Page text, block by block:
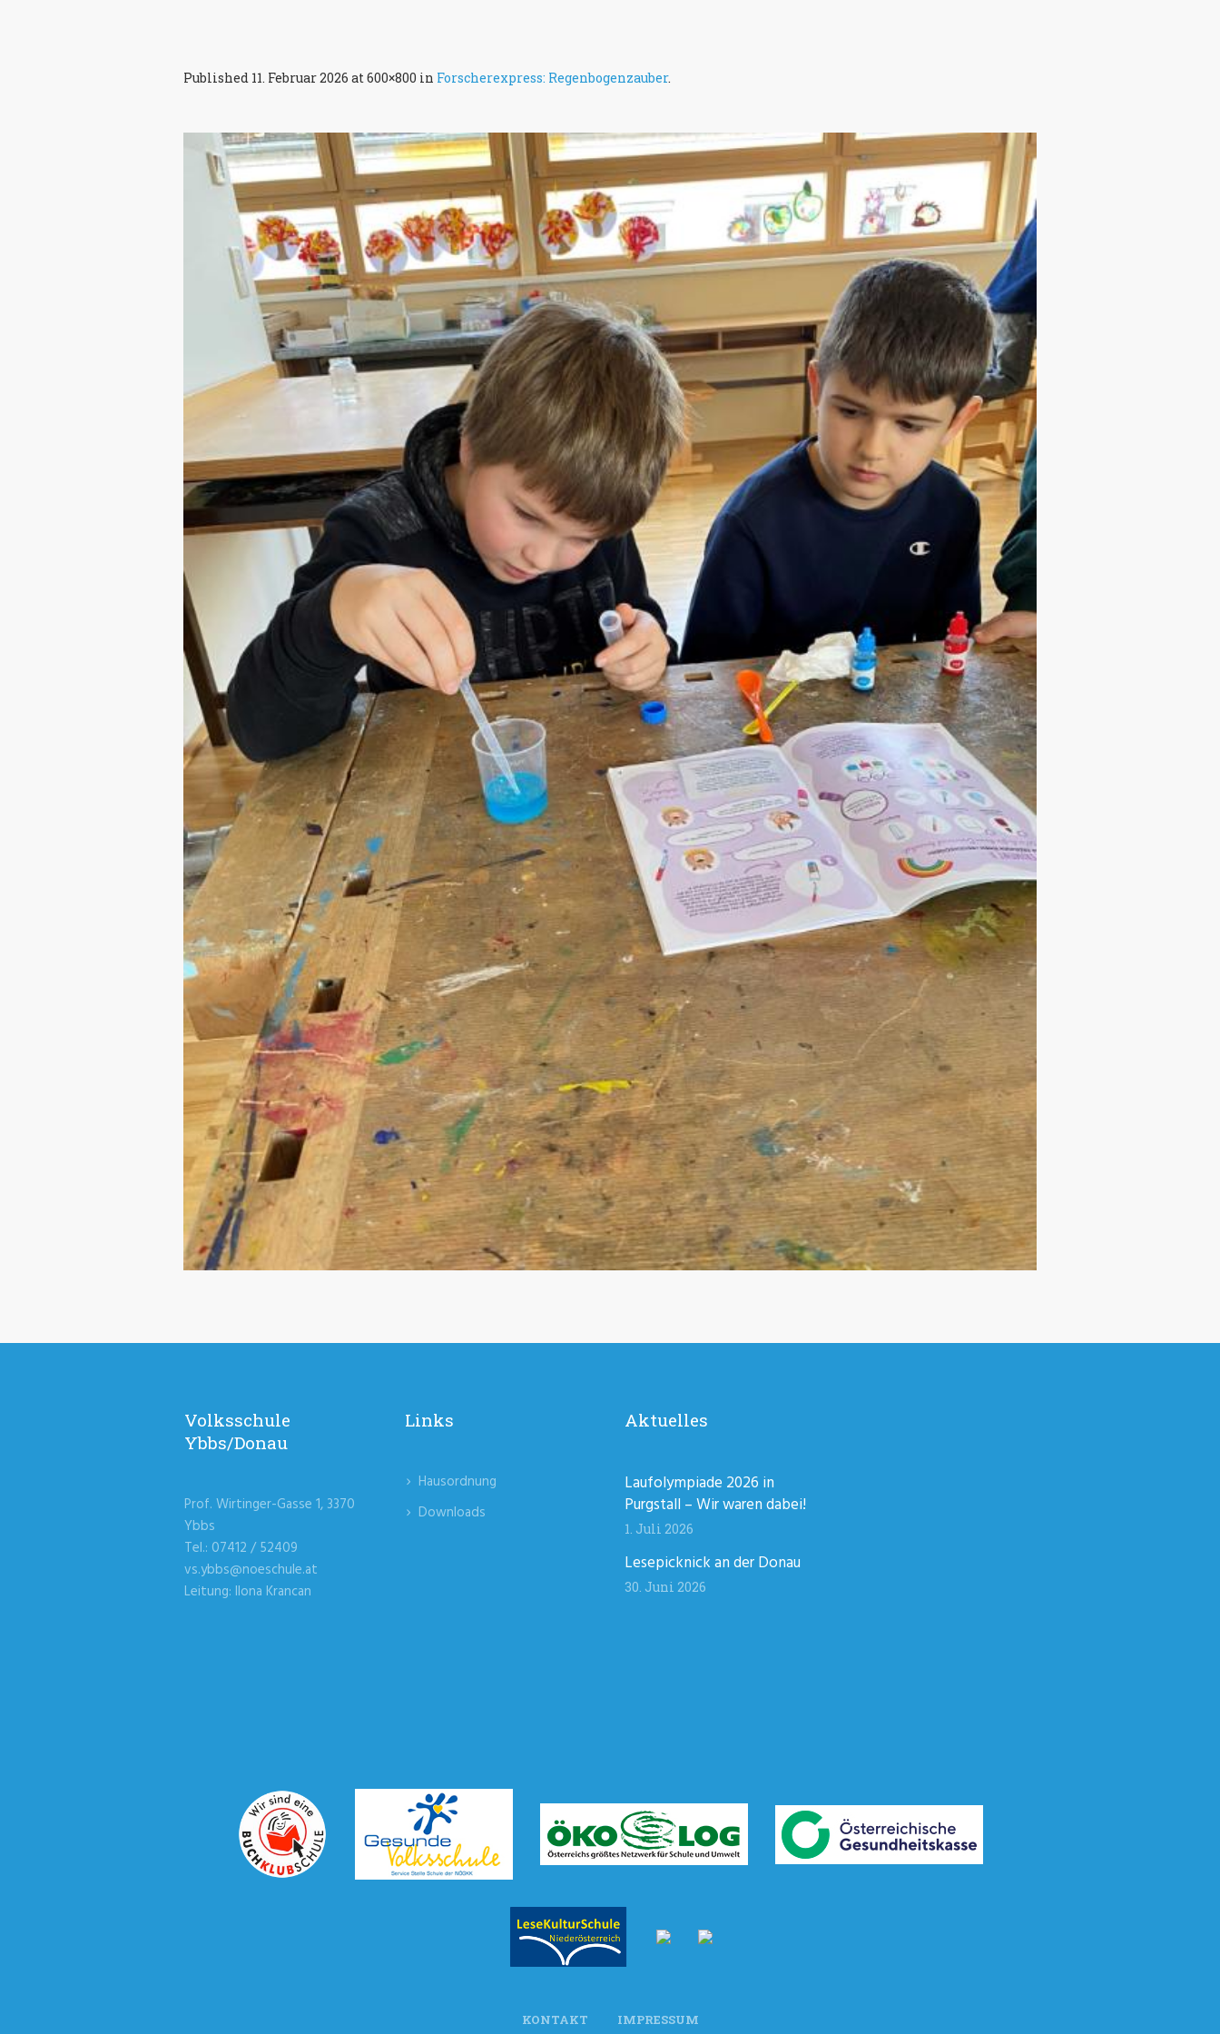
Published 11. Februar 2026 at 600×800 in Forscherexpress: Regenbogenzauber.
Volksschule
Ybbs/Donau
Prof. Wirtinger-Gasse 1, 3370
Ybbs
Tel.: 07412 / 52409
vs.ybbs@noeschule.at
Leitung: Ilona Krancan
Links
Hausordnung
Downloads
Aktuelles
Laufolympiade 2026 in
Purgstall – Wir waren dabei!
1. Juli 2026
Lesepicknick an der Donau
30. Juni 2026
KONTAKT IMPRESSUM